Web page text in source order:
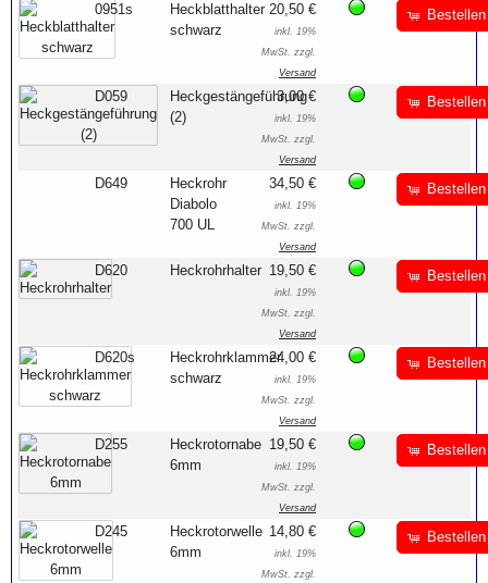
0951s
Heckblatthalter
schwarz
20,50 €
inkl. 19%
MwSt. zzgl.
Versand
Bestellen
D059
Heckgestängeführung
(2)
3,00 €
inkl. 19%
MwSt. zzgl.
Versand
Bestellen
D649
Heckrohr
Diabolo
700 UL
34,50 €
inkl. 19%
MwSt. zzgl.
Versand
Bestellen
D620 Heckrohrhalter 19,50 €
inkl. 19%
MwSt. zzgl.
Versand
Bestellen
D620s
Heckrohrklammer
schwarz
24,00 €
inkl. 19%
MwSt. zzgl.
Versand
Bestellen
D255
Heckrotornabe
6mm
19,50 €
inkl. 19%
MwSt. zzgl.
Versand
Bestellen
D245
Heckrotorwelle
6mm
14,80 €
inkl. 19%
MwSt. zzgl.
Bestellen